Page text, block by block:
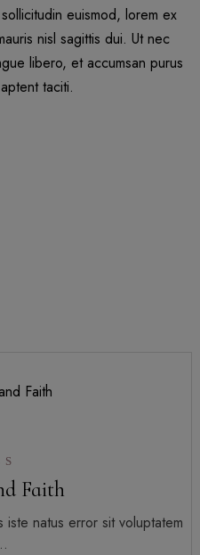
euismod, lorem ex
nisl sagittis dui. Ut nec
libero, et accumsan purus
taciti.
Faith
natus error sit voluptatem